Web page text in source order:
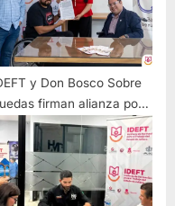
y Don Bosco Sobre
firman alianza por
en Jalisco